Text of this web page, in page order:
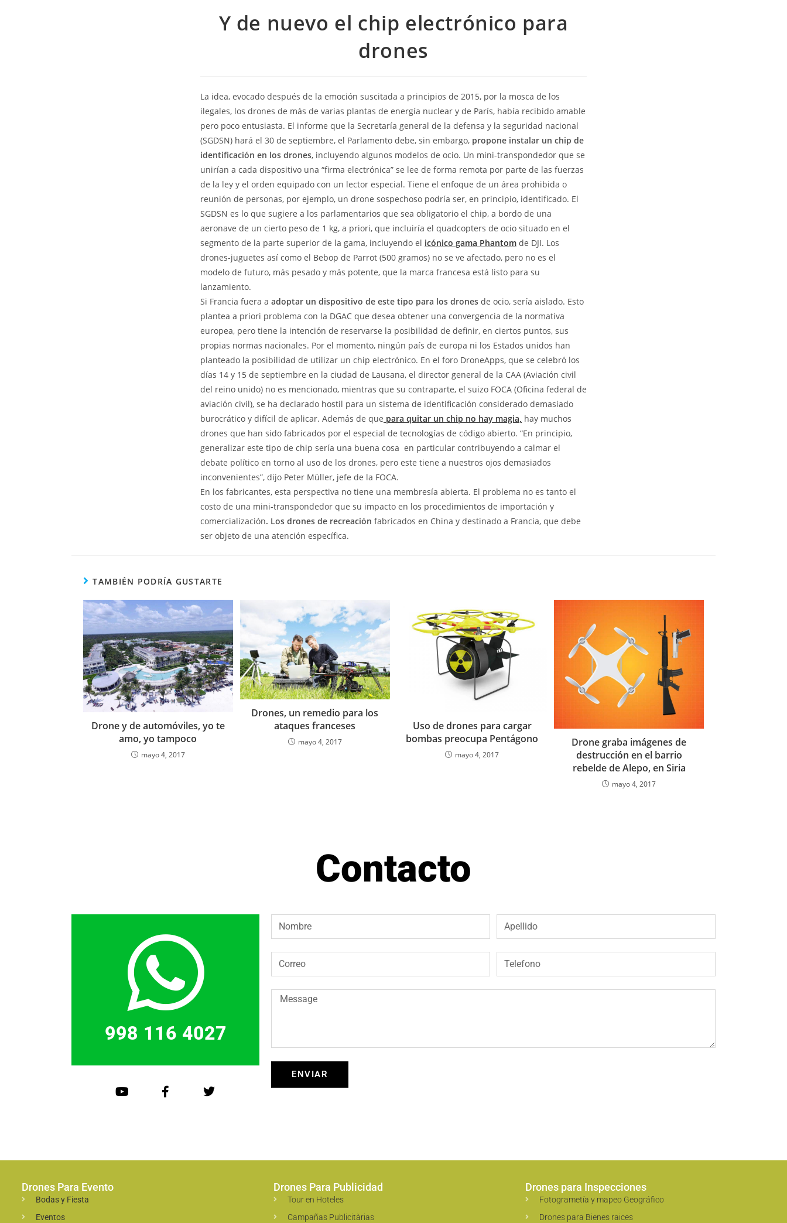
Y de nuevo el chip electrónico para
drones
La idea, evocado después de la emoción suscitada a principios de 2015, por la mosca de los
ilegales, los drones de más de varias plantas de energía nuclear y de París, había recibido amable
pero poco entusiasta. El informe que la Secretaría general de la defensa y la seguridad nacional
(SGDSN) hará el 30 de septiembre, el Parlamento debe, sin embargo, propone instalar un chip de
identificación en los drones, incluyendo algunos modelos de ocio. Un mini-transpondedor que se
unirían a cada dispositivo una “firma electrónica” se lee de forma remota por parte de las fuerzas
de la ley y el orden equipado con un lector especial. Tiene el enfoque de un área prohibida o
reunión de personas, por ejemplo, un drone sospechoso podría ser, en principio, identificado. El
SGDSN es lo que sugiere a los parlamentarios que sea obligatorio el chip, a bordo de una
aeronave de un cierto peso de 1 kg, a priori, que incluiría el quadcopters de ocio situado en el
segmento de la parte superior de la gama, incluyendo el icónico gama Phantom de DJI. Los
drones-juguetes así como el Bebop de Parrot (500 gramos) no se ve afectado, pero no es el
modelo de futuro, más pesado y más potente, que la marca francesa está listo para su
lanzamiento.
Si Francia fuera a adoptar un dispositivo de este tipo para los drones de ocio, sería aislado. Esto
plantea a priori problema con la DGAC que desea obtener una convergencia de la normativa
europea, pero tiene la intención de reservarse la posibilidad de definir, en ciertos puntos, sus
propias normas nacionales. Por el momento, ningún país de europa ni los Estados unidos han
planteado la posibilidad de utilizar un chip electrónico. En el foro DroneApps, que se celebró los
días 14 y 15 de septiembre en la ciudad de Lausana, el director general de la CAA (Aviación civil
del reino unido) no es mencionado, mientras que su contraparte, el suizo FOCA (Oficina federal de
aviación civil), se ha declarado hostil para un sistema de identificación considerado demasiado
burocrático y difícil de aplicar. Además de que para quitar un chip no hay magia, hay muchos
drones que han sido fabricados por el especial de tecnologías de código abierto. “En principio,
generalizar este tipo de chip sería una buena cosa  en particular contribuyendo a calmar el
debate político en torno al uso de los drones, pero este tiene a nuestros ojos demasiados
inconvenientes”, dijo Peter Müller, jefe de la FOCA.
En los fabricantes, esta perspectiva no tiene una membresía abierta. El problema no es tanto el
costo de una mini-transpondedor que su impacto en los procedimientos de importación y
comercialización. Los drones de recreación fabricados en China y destinado a Francia, que debe
ser objeto de una atención específica.
TAMBIÉN PODRÍA GUSTARTE
Drone y de automóviles, yo te
amo, yo tampoco
mayo 4, 2017
Drones, un remedio para los
ataques franceses
mayo 4, 2017
Uso de drones para cargar
bombas preocupa Pentágono
mayo 4, 2017
Drone graba imágenes de
destrucción en el barrio
rebelde de Alepo, en Siria
mayo 4, 2017
Contacto
998 116 4027
ENVIAR
Drones Para Evento
Bodas y Fiesta
Eventos
Drones Para Publicidad
Tour en Hoteles
Campañas Publicitàrias
Drones para Inspecciones
Fotogrametía y mapeo Geográfico
Drones para Bienes raices